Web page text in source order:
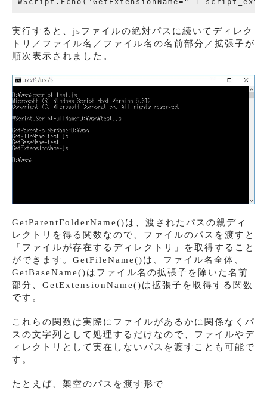
実行すると、jsファイルの絶対パスに続いてディレク
トリ／ファイル名／ファイル名の名前部分／拡張子が
順次表示されました。
GetParentFolderName()は、渡されたパスの親ディ
レクトリを得る関数なので、ファイルのパスを渡すと
「ファイルが存在するディレクトリ」を取得すること
ができます。GetFileName()は、ファイル名全体、
GetBaseName()はファイル名の拡張子を除いた名前
部分、GetExtensionName()は拡張子を取得する関数
です。
これらの関数は実際にファイルがあるかに関係なくパ
スの文字列として処理するだけなので、ファイルやデ
ィレクトリとして実在しないパスを渡すことも可能で
す。
たとえば、架空のパスを渡す形で